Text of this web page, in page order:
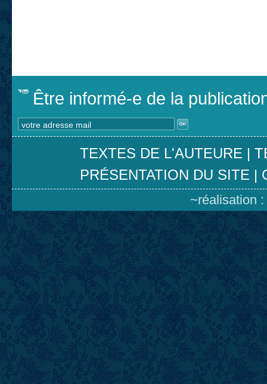
Être informé-e de la
TEXTES DE L'AUTEURE |
PRÉSENTATION DU SITE |
~réalisation